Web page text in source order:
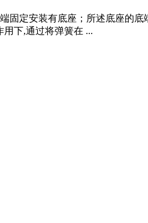
固定安装有底座；所述底座的
下,通过将弹簧在 ...